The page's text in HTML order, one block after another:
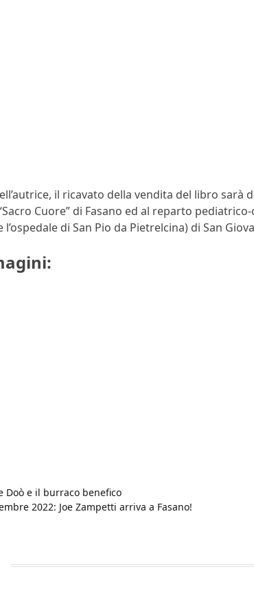
il ricavato della vendita del libro sarà
Cuore” di Fasano ed al reparto
di San Pio da Pietrelcina) di San
Doò e il burraco benefico
2022: Joe Zampetti arriva a Fasano!